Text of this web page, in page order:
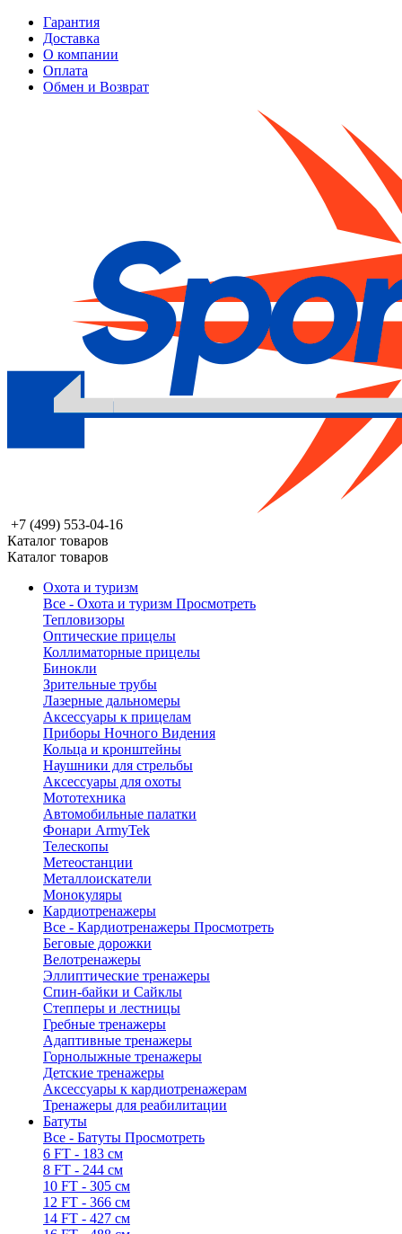
Гарантия
Доставка
О компании
Оплата
Обмен и Возврат
+7 (499) 553-04-16
Каталог товаров
Каталог товаров
Охота и туризм
Все - Охота и туризм Просмотреть
Тепловизоры
Оптические прицелы
Коллиматорные прицелы
Бинокли
Зрительные трубы
Лазерные дальномеры
Аксессуары к прицелам
Приборы Ночного Видения
Кольца и кронштейны
Наушники для стрельбы
Аксессуары для охоты
Мототехника
Автомобильные палатки
Фонари ArmyTek
Телескопы
Метеостанции
Металлоискатели
Монокуляры
Кардиотренажеры
Все - Кардиотренажеры Просмотреть
Беговые дорожки
Велотренажеры
Эллиптические тренажеры
Спин-байки и Сайклы
Степперы и лестницы
Гребные тренажеры
Адаптивные тренажеры
Горнолыжные тренажеры
Детские тренажеры
Аксессуары к кардиотренажерам
Тренажеры для реабилитации
Батуты
Все - Батуты Просмотреть
6 FT - 183 см
8 FT - 244 см
10 FT - 305 см
12 FT - 366 см
14 FT - 427 см